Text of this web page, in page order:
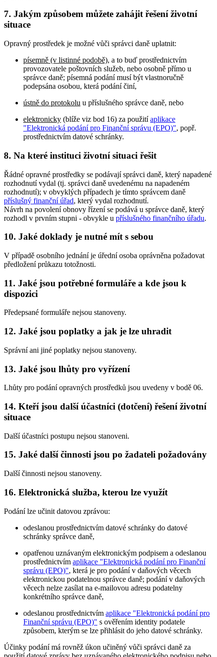
7. Jakým způsobem můžete zahájit řešení životní
situace
Opravný prostředek je možné vůči správci daně uplatnit:
písemně (v listinné podobě), a to buď prostřednictvím
provozovatele poštovních služeb, nebo osobně přímo u
správce daně; písemná podání musí být vlastnoručně
podepsána osobou, která podání činí,
ústně do protokolu u příslušného správce daně, nebo
elektronicky (blíže viz bod 16) za použitíaplikace
"Elektronická podání pro Finanční správu (EPO)", popř.
prostřednictvím datové schránky.
8. Na které instituci životní situaci řešit
Řádné opravné prostředky se podávají správci daně, který napadené
rozhodnutí vydal (tj. správci daně uvedenému na napadeném
rozhodnutí); v obvyklých případech je tímto správcem daně
příslušný finanční úřad, který vydal rozhodnutí.
Návrh na povolení obnovy řízení se podává u správce daně, který
rozhodl v prvním stupni - obvykle u příslušného finančního úřadu.
10. Jaké doklady je nutné mít s sebou
V případě osobního jednání je úřední osoba oprávněna požadovat
předložení průkazu totožnosti.
11. Jaké jsou potřebné formuláře a kde jsou k
dispozici
Předepsané formuláře nejsou stanoveny.
12. Jaké jsou poplatky a jak je lze uhradit
Správní ani jiné poplatky nejsou stanoveny.
13. Jaké jsou lhůty pro vyřízení
Lhůty pro podání opravných prostředků jsou uvedeny v bodě 06.
14. Kteří jsou další účastníci (dotčení) řešení životní
situace
Další účastníci postupu nejsou stanoveni.
15. Jaké další činnosti jsou po žadateli požadovány
Další činnosti nejsou stanoveny.
16. Elektronická služba, kterou lze využít
Podání lze učinit datovou zprávou:
odeslanou prostřednictvím datové schránky do datové
schránky správce daně,
opatřenou uznávaným elektronickým podpisem a odeslanou
prostřednictvím aplikace "Elektronická podání pro Finanční
správu (EPO)", která je pro podání v daňových věcech
elektronickou podatelnou správce daně; podání v daňových
věcech nelze zasílat na e-mailovou adresu podatelny
konkrétního správce daně,
odeslanou prostřednictvím aplikace "Elektronická podání pro
Finanční správu (EPO)" s ověřením identity podatele
způsobem, kterým se lze přihlásit do jeho datové schránky.
Účinky podání má rovněž úkon učiněný vůči správci daně za